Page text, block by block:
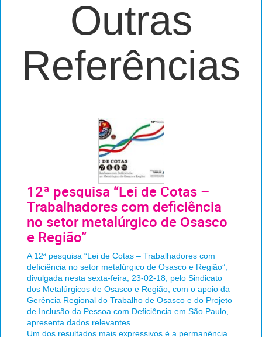
Outras
Referências
12ª pesquisa “Lei de Cotas –
Trabalhadores com deficiência
no setor metalúrgico de Osasco
e Região”
A 12ª pesquisa “Lei de Cotas – Trabalhadores com
deficiência no setor metalúrgico de Osasco e Região”,
divulgada nesta sexta-feira, 23-02-18, pelo Sindicato
dos Metalúrgicos de Osasco e Região, com o apoio da
Gerência Regional do Trabalho de Osasco e do Projeto
de Inclusão da Pessoa com Deficiência em São Paulo,
apresenta dados relevantes.
Um dos resultados mais expressivos é a permanência